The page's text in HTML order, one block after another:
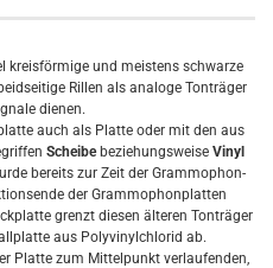
kreisförmige und meistens schwarze
Rillen als analoge Tonträger
dienen.
auch als Platte oder mit den aus
Scheibe beziehungsweise Vinyl
bereits zur Zeit der Grammophon-
der Grammophonplatten
grenzt diesen älteren Tonträger
aus Polyvinylchlorid ab.
Platte zum Mittelpunkt verlaufenden,